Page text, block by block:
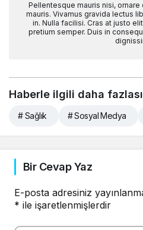
Pellentesque mauris nisi,
mauris. Vivamus gravida lectus
in. Nulla facilisi. Cras at justo
pretium semper. Duis in
Haberle ilgili daha
# Sağlık # Sosyal Medya
Bir Cevap Yaz
E-posta adresiniz
* ile işaretlenmişlerdir